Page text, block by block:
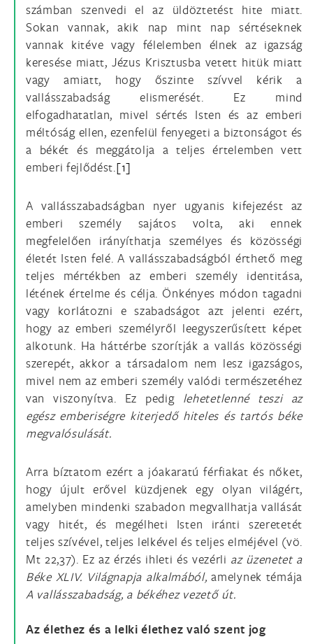
számban szenvedi el az üldöztetést hite miatt.
Sokan vannak, akik nap mint nap sértéseknek
vannak kitéve vagy félelemben élnek az igazság
keresése miatt, Jézus Krisztusba vetett hitük miatt
vagy amiatt, hogy őszinte szívvel kérik a
vallásszabadság elismerését. Ez mind
elfogadhatatlan, mivel sértés Isten és az emberi
méltóság ellen, ezenfelül fenyegeti a biztonságot és
a békét és meggátolja a teljes értelemben vett
emberi fejlődést.[1]
A vallásszabadságban nyer ugyanis kifejezést az
emberi személy sajátos volta, aki ennek
megfelelően irányíthatja személyes és közösségi
életét Isten felé. A vallásszabadságból érthető meg
teljes mértékben az emberi személy identitása,
létének értelme és célja. Önkényes módon tagadni
vagy korlátozni e szabadságot azt jelenti ezért,
hogy az emberi személyről leegyszerűsített képet
alkotunk. Ha háttérbe szorítják a vallás közösségi
szerepét, akkor a társadalom nem lesz igazságos,
mivel nem az emberi személy valódi természetéhez
van viszonyítva. Ez pedig lehetetlenné teszi az
egész emberiségre kiterjedő hiteles és tartós béke
megvalósulását.
Arra bíztatom ezért a jóakaratú férfiakat és nőket,
hogy újult erővel küzdjenek egy olyan világért,
amelyben mindenki szabadon megvallhatja vallását
vagy hitét, és megélheti Isten iránti szeretetét
teljes szívével, teljes lelkével és teljes elméjével (vö.
Mt 22,37). Ez az érzés ihleti és vezérli az üzenetet a
Béke XLIV. Világnapja alkalmából, amelynek témája
A vallásszabadság, a békéhez vezető út.
Az élethez és a lelki élethez való szent jog